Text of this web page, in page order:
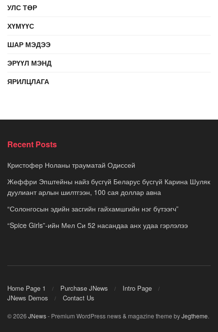
УЛС ТӨР
ХҮМҮҮС
ШАР МЭДЭЭ
ЭРҮҮЛ МЭНД
ЯРИЛЦЛАГА
Recent Posts
Кристофер Ноланы трауматай Одиссей
Жеффри Эпштейны найз бүсгүй Беларус бүсгүй Карина Шуляк
дуулиант арлын шилтгээн, 100 сая доллар авна
“Солонгосын эдийн засгийн гайхамшгийн нэг бүтээгч”
“Spice Girls”-ийн Мел Си 52 насандаа анх удаа гэрлэлээ
Home Page 1 Purchase JNews
Intro Page
JNews Demos
Contact Us
© 2026 JNews- Premium WordPress news & magazine theme byJegtheme.